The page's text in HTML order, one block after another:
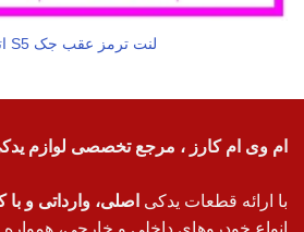
لنت ترمز عقب جک S5 اتومات
ام وی ام کارز ، مرجع تخصصی لوازم
با ارائه قطعات یدکی اصلی، وارداتی و
انواع خودروهای داخلی و خارجی،